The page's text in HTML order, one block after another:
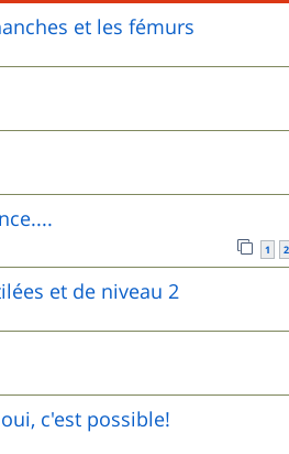
et les fémurs
1 2
et de niveau 2
c'est possible!